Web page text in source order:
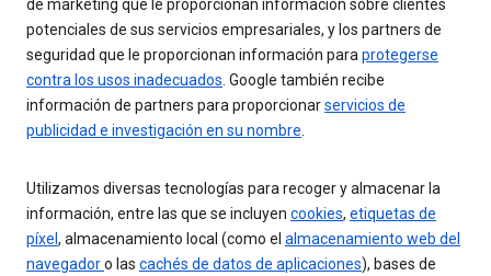
de marketing que le proporcionan información sobre clientes
potenciales de sus servicios empresariales, y los partners de
seguridad que le proporcionan información para protegerse
contra los usos inadecuados . Google también recibe
información de partners para proporcionarservicios de
publicidad e investigación en su nombre
Utilizamos diversas tecnologías para recoger y almacenar la
información, entre las que se incluyen cookies, etiquetas de
píxel , almacenamiento local (como el almacenamiento web del
navegadoro las cachés de datos de aplicaciones), bases de